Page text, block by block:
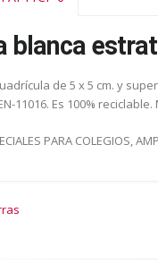
blanca
de 5 x 5 cm. y
11016. Es 100%
PARA COLEGIOS,